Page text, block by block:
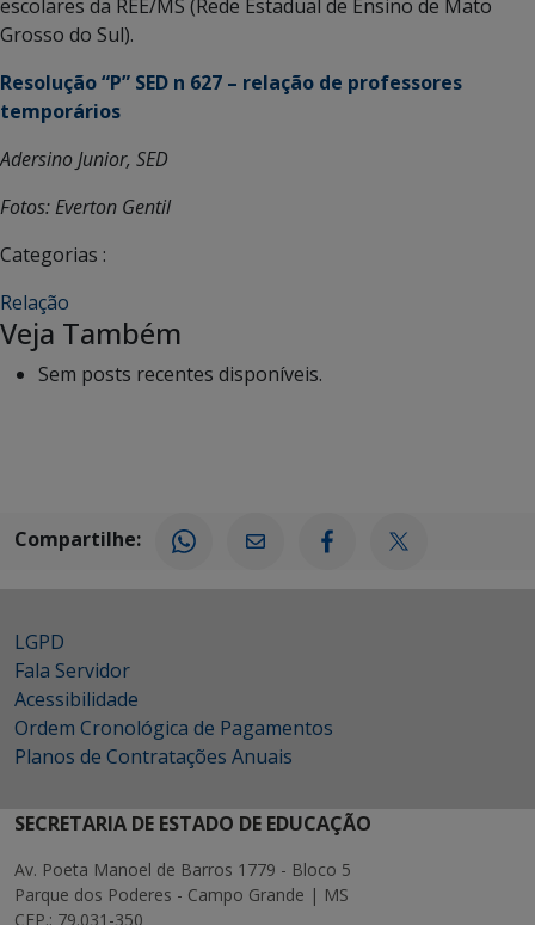
escolares da REE/MS (Rede Estadual de Ensino de Mato
Grosso do Sul).
Resolução “P” SED n 627 – relação de professores
temporários
Adersino Junior, SED
Fotos: Everton Gentil
Categorias :
Relação
Veja Também
Sem posts recentes disponíveis.
Compartilhe:
LGPD
Fala Servidor
Acessibilidade
Ordem Cronológica de Pagamentos
Planos de Contratações Anuais
SECRETARIA DE ESTADO DE EDUCAÇÃO
Av. Poeta Manoel de Barros 1779 - Bloco 5
Parque dos Poderes - Campo Grande | MS
CEP.: 79.031-350